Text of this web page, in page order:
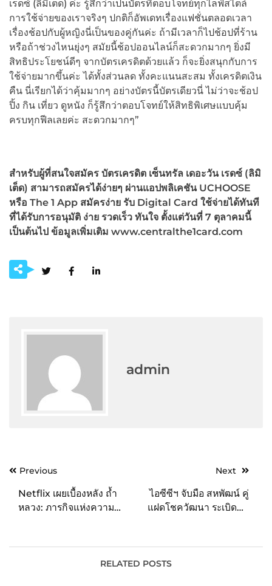
เรดซ์ (ลิมิเต็ด) ค่ะ รู้สึกว่าเป็นบัตรที่ตอบโจทย์ทุกไลฟ์สไตล์
การใช้จ่ายของเราจริงๆ ปกติก็อัพเดทเรื่องแฟชั่นตลอดเวลา
เรื่องช้อปกับผู้หญิงนี่เป็นของคู่กันค่ะ ถ้ามีเวลาก็ไปช้อปที่ร้าน
หรือถ้าช่วงไหนยุ่งๆ สมัยนี้ช้อปออนไลน์ก็สะดวกมากๆ ยิ่งมี
สิทธิประโยชน์ดีๆ จากบัตรเครดิตด้วยแล้ว ก็จะยิ่งสนุกกับการ
ใช้จ่ายมากขึ้นค่ะ ได้ทั้งส่วนลด ทั้งคะแนนสะสม ทั้งเครดิตเงิน
คืน นี่เรียกได้ว่าคุ้มมากๆ อย่างบัตรนี้บัตรเดียวนี่ ไม่ว่าจะช้อป
ปิ้ง กิน เที่ยว ดูหนัง ก็รู้สึกว่าตอบโจทย์ให้สิทธิพิเศษแบบคุ้ม
ครบทุกฟีลเลยค่ะ สะดวกมากๆ”
สำหรับผู้ที่สนใจสมัคร บัตรเครดิต เซ็นทรัล เดอะวัน เรดซ์ (ลิมิ
เต็ด) สามารถสมัครได้ง่ายๆ ผ่านแอปพลิเคชัน UCHOOSE
หรือ The 1 App สมัครง่าย รับ Digital Card ใช้จ่ายได้ทันที
ที่ได้รับการอนุมัติ ง่าย รวดเร็ว ทันใจ ตั้งแต่วันที่ 7 ตุลาคมนี้
เป็นต้นไป ข้อมูลเพิ่มเติม www.centralthe1card.com
admin
PostPrevious
Netflix เผยเบื้องหลัง ถ้ำ
หลวง: ภารกิจแห่งความ
Netflix Top 10 Global
ด้วยยอดชม 13.4 ล้าน
Next
ไอซีซีฯ จับมือ สหพัฒน์ คู่
แฝดโชควัฒนา ระเบิดศึก
กระแส “TikTok
Marketing” ทำตลาด
RELATED POSTS